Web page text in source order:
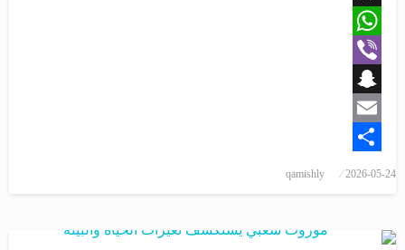
X
WhatsApp
Viber
Snapchat
Email
نُشر
2026-05-24
qamishly